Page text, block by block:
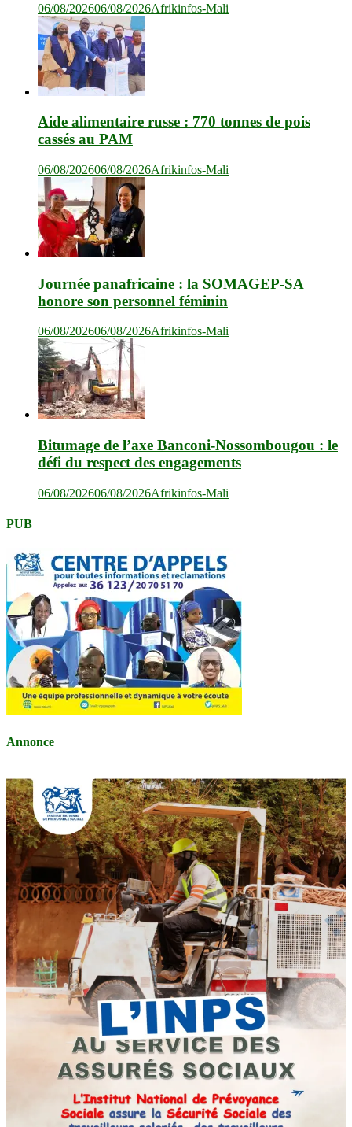
06/08/202606/08/2026Afrikinfos-Mali
Aide alimentaire russe : 770 tonnes de pois
cassés au PAM
06/08/202606/08/2026Afrikinfos-Mali
Journée panafricaine : la SOMAGEP-SA
honore son personnel féminin
06/08/202606/08/2026Afrikinfos-Mali
Bitumage de l’axe Banconi-Nossombougou : le
défi du respect des engagements
06/08/202606/08/2026Afrikinfos-Mali
PUB
Annonce